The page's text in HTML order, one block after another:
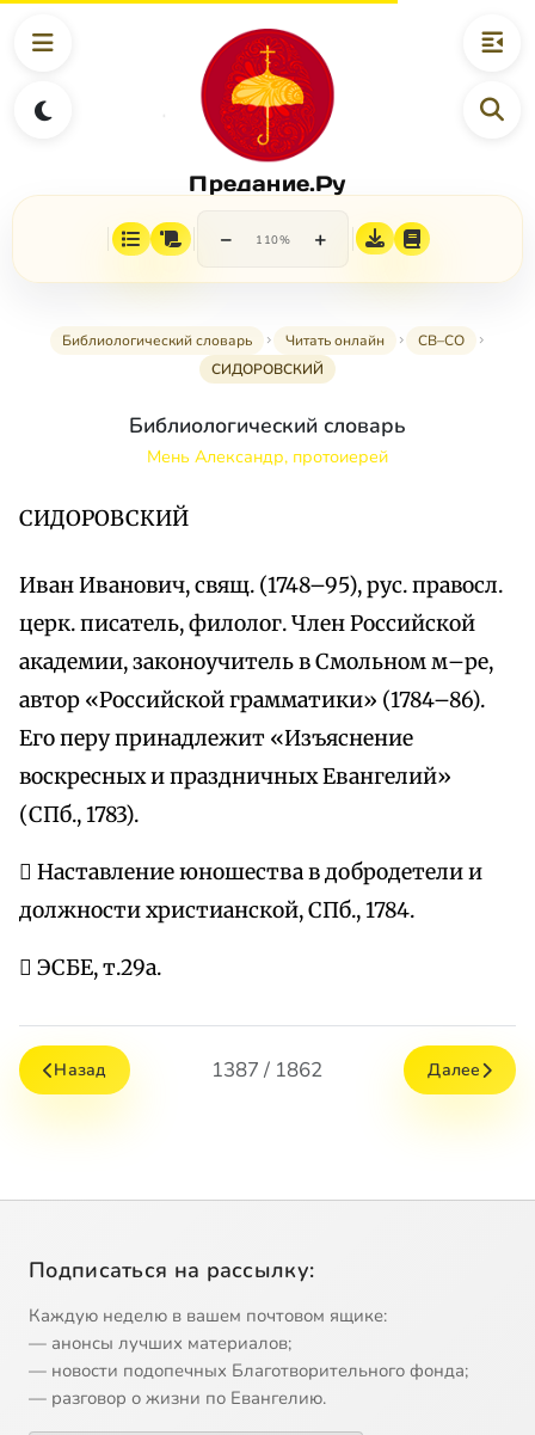
Предание.Ру
− 110% +
Библиологический словарь Читать онлайн
СВ–СО
СИДОРОВСКИЙ
Библиологический словарь
Мень Александр, протоиерей
СИДОРОВСКИЙ
Иван Иванович, свящ. (1748–95), рус. правосл.
церк. писатель, филолог. Член Российской
академии, законоучитель в Смольном м–ре,
автор «Российской грамматики» (1784–86).
Его перу принадлежит «Изъяснение
воскресных и праздничных Евангелий»
(СПб., 1783).
 Наставление юношества в добродетели и
должности христианской, СПб., 1784.
 ЭСБЕ, т.29а.
Назад 1387 / 1862 Далее
Подписаться на рассылку:
Каждую неделю в вашем почтовом ящике:
— анонсы лучших материалов;
— новости подопечных Благотворительного фонда;
— разговор о жизни по Евангелию.